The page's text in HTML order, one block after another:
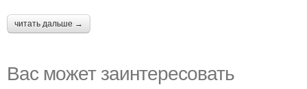
читать дальше →
Вас может заинтересовать